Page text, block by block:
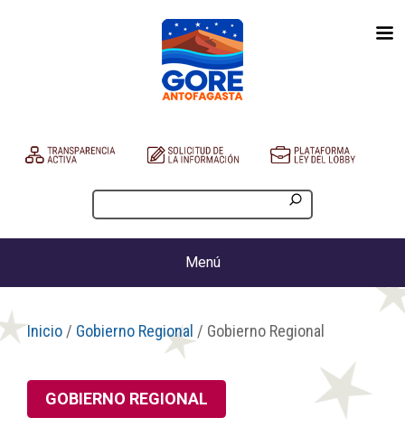
Menú
Inicio / Gobierno Regional / Gobierno Regional
GOBIERNO REGIONAL